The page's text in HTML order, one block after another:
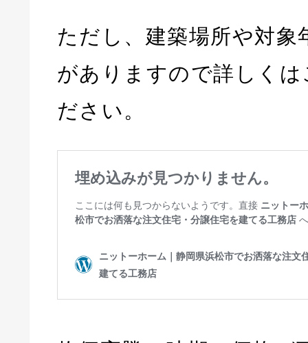
ただし、建築場所や対象
がありますので詳しく
ださい。